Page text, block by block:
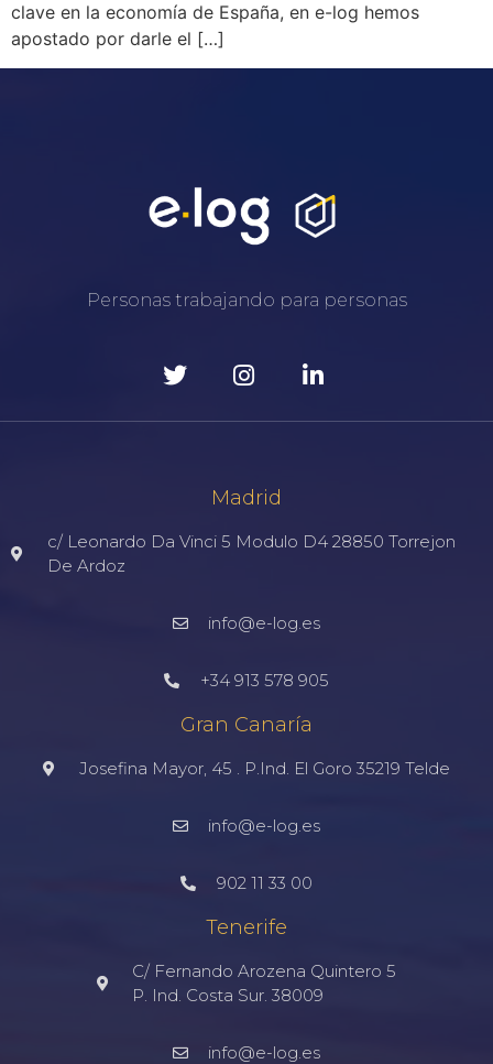
clave en la economía de España, en e-log hemos
apostado por darle el […]
Personas trabajando para personas
Madrid
c/ Leonardo Da Vinci 5 Modulo D4 28850 Torrejon
De Ardoz
info@e-log.es
+34 913 578 905
Gran Canaría
Josefina Mayor, 45 . P.Ind. El Goro 35219 Telde
info@e-log.es
902 11 33 00
Tenerife
C/ Fernando Arozena Quintero 5
P. Ind. Costa Sur. 38009
info@e-log.es